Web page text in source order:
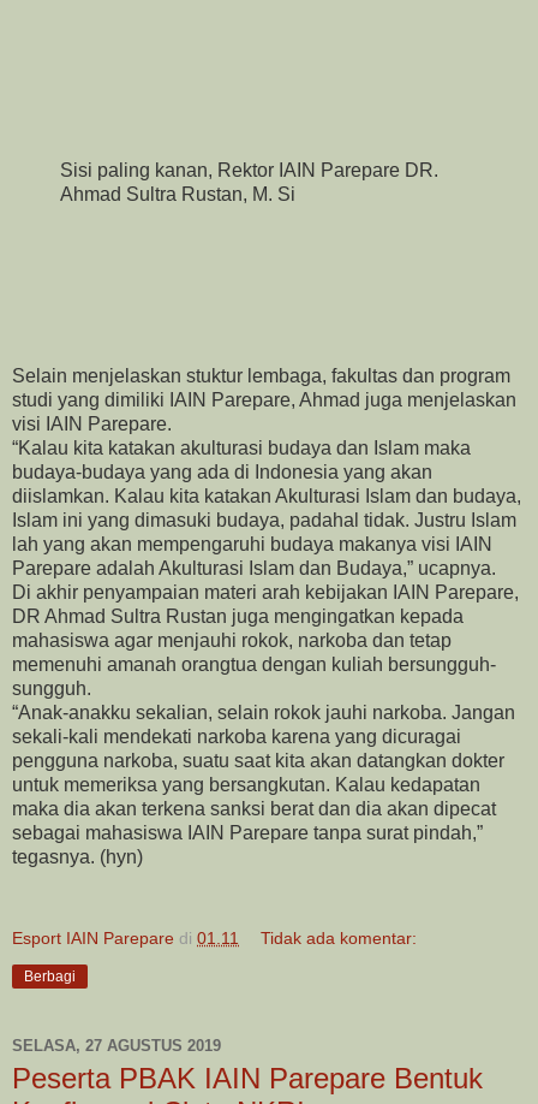
Sisi paling kanan, Rektor IAIN Parepare DR.
Ahmad Sultra Rustan, M. Si
Selain menjelaskan stuktur lembaga, fakultas dan program
studi yang dimiliki IAIN Parepare, Ahmad juga menjelaskan
visi IAIN Parepare.
“Kalau kita katakan akulturasi budaya dan Islam maka
budaya-budaya yang ada di Indonesia yang akan
diislamkan. Kalau kita katakan Akulturasi Islam dan budaya,
Islam ini yang dimasuki budaya, padahal tidak. Justru Islam
lah yang akan mempengaruhi budaya makanya visi IAIN
Parepare adalah Akulturasi Islam dan Budaya,” ucapnya.
Di akhir penyampaian materi arah kebijakan IAIN Parepare,
DR Ahmad Sultra Rustan juga mengingatkan kepada
mahasiswa agar menjauhi rokok, narkoba dan tetap
memenuhi amanah orangtua dengan kuliah bersungguh-
sungguh.
“Anak-anakku sekalian, selain rokok jauhi narkoba. Jangan
sekali-kali mendekati narkoba karena yang dicuragai
pengguna narkoba, suatu saat kita akan datangkan dokter
untuk memeriksa yang bersangkutan. Kalau kedapatan
maka dia akan terkena sanksi berat dan dia akan dipecat
sebagai mahasiswa IAIN Parepare tanpa surat pindah,”
tegasnya. (hyn)
Esport IAIN Parepare di 01.11 Tidak ada komentar:
Berbagi
SELASA, 27 AGUSTUS 2019
Peserta PBAK IAIN Parepare Bentuk